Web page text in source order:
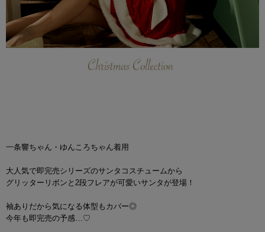
一条響ちゃん・ゆんころちゃん着用
大人気で即完売シリーズのサンタコスチュームから
グリッターリボンと2段フレアが可愛いサンタが登場！
袖ありだから気になる体型もカバー◎
今年も即完売の予感…♡